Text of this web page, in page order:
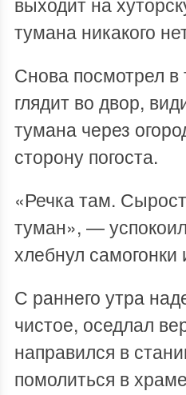
тумана никакого
Снова посмотрел в
глядит во двор,
тумана через
сторону погоста.
«Речка там.
туман», —
хлебнул самогонки
С раннего утра
чистое, оседлал
направился в
помолиться в